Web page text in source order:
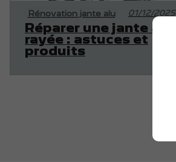
Rénovation jante alu 01/12/2025
Réparer une jante alu
rayée : astuces et
produits